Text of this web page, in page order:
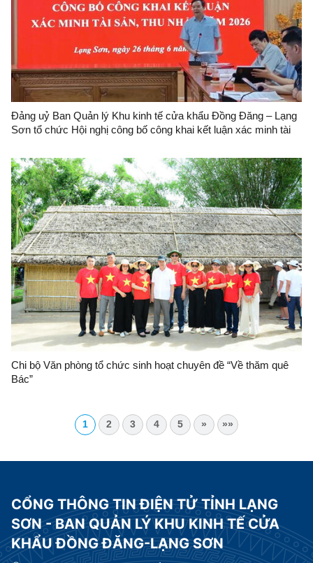
Đảng uỷ Ban Quản lý Khu kinh tế cửa khẩu Đồng Đăng – Lạng
Sơn tổ chức Hội nghị công bố công khai kết luận xác minh tài
Chi bộ Văn phòng tổ chức sinh hoạt chuyên đề “Về thăm quê
Bác”
1 2 3 4 5 » »»
CỔNG THÔNG TIN ĐIỆN TỬ TỈNH LẠNG
SƠN - BAN QUẢN LÝ KHU KINH TẾ CỬA
KHẨU ĐỒNG ĐĂNG-LẠNG SƠN